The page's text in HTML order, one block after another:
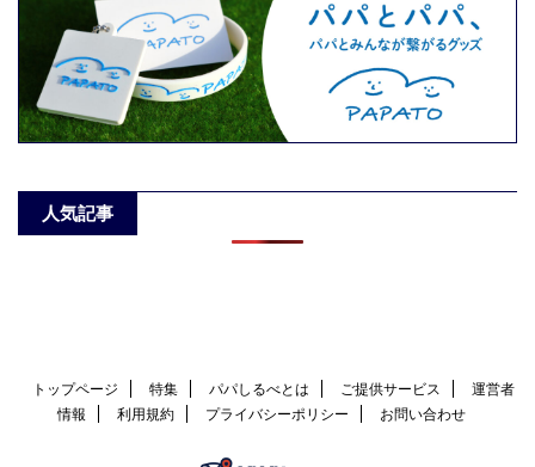
人気記事
トップページ 特集 パパしるべとは ご提供サービス
運営者
情報
利用規約 プライバシーポリシー お問い合わせ